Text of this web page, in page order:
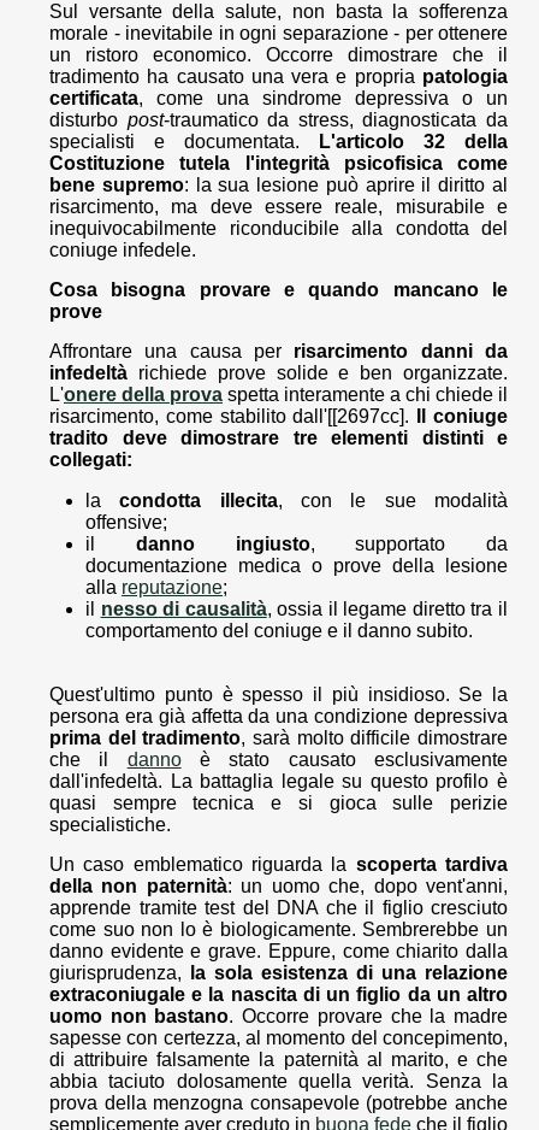
Sul versante della salute, non basta la sofferenza
morale - inevitabile in ogni separazione - per ottenere
un ristoro economico. Occorre dimostrare che il
tradimento ha causato una vera e propria patologia
certificata, come una sindrome depressiva o un
disturbo post-traumatico da stress, diagnosticata da
specialisti e documentata.
L'articolo 32 della
Costituzione tutela l'integrità psicofisica come
bene supremo: la sua lesione può aprire il diritto al
risarcimento, ma deve essere reale, misurabile e
inequivocabilmente riconducibile alla condotta del
coniuge infedele.
Cosa bisogna provare e quando mancano le
prove
Affrontare una causa per risarcimento danni da
infedeltà richiede prove solide e ben organizzate.
L'onere della prova spetta interamente a chi chiede il
risarcimento, come stabilito dall'[[2697cc].
Il coniuge
tradito deve dimostrare tre elementi distinti e
collegati:
lacondotta illecita, con le sue modalità
offensive;
il danno ingiusto, supportato da
documentazione medica o prove della lesione
alla reputazione;
il nesso di causalità, ossia il legame diretto tra il
comportamento del coniuge e il danno subito.
Quest'ultimo punto è spesso il più insidioso. Se la
persona era già affetta da una condizione depressiva
prima del tradimento, sarà molto difficile dimostrare
che il dannoè stato causato esclusivamente
dall'infedeltà. La battaglia legale su questo profilo è
quasi sempre tecnica e si gioca sulle perizie
specialistiche.
Un caso emblematico riguarda la scoperta tardiva
della non paternità: un uomo che, dopo vent'anni,
apprende tramite test del DNA che il figlio cresciuto
come suo non lo è biologicamente. Sembrerebbe un
danno evidente e grave. Eppure, come chiarito dalla
giurisprudenza,
la sola esistenza di una relazione
extraconiugale e la nascita di un figlio da un altro
uomo non bastano. Occorre provare che la madre
sapesse con certezza, al momento del concepimento,
di attribuire falsamente la paternità al marito, e che
abbia taciuto dolosamente quella verità. Senza la
prova della menzogna consapevole (potrebbe anche
semplicemente aver creduto in buona fede che il figlio